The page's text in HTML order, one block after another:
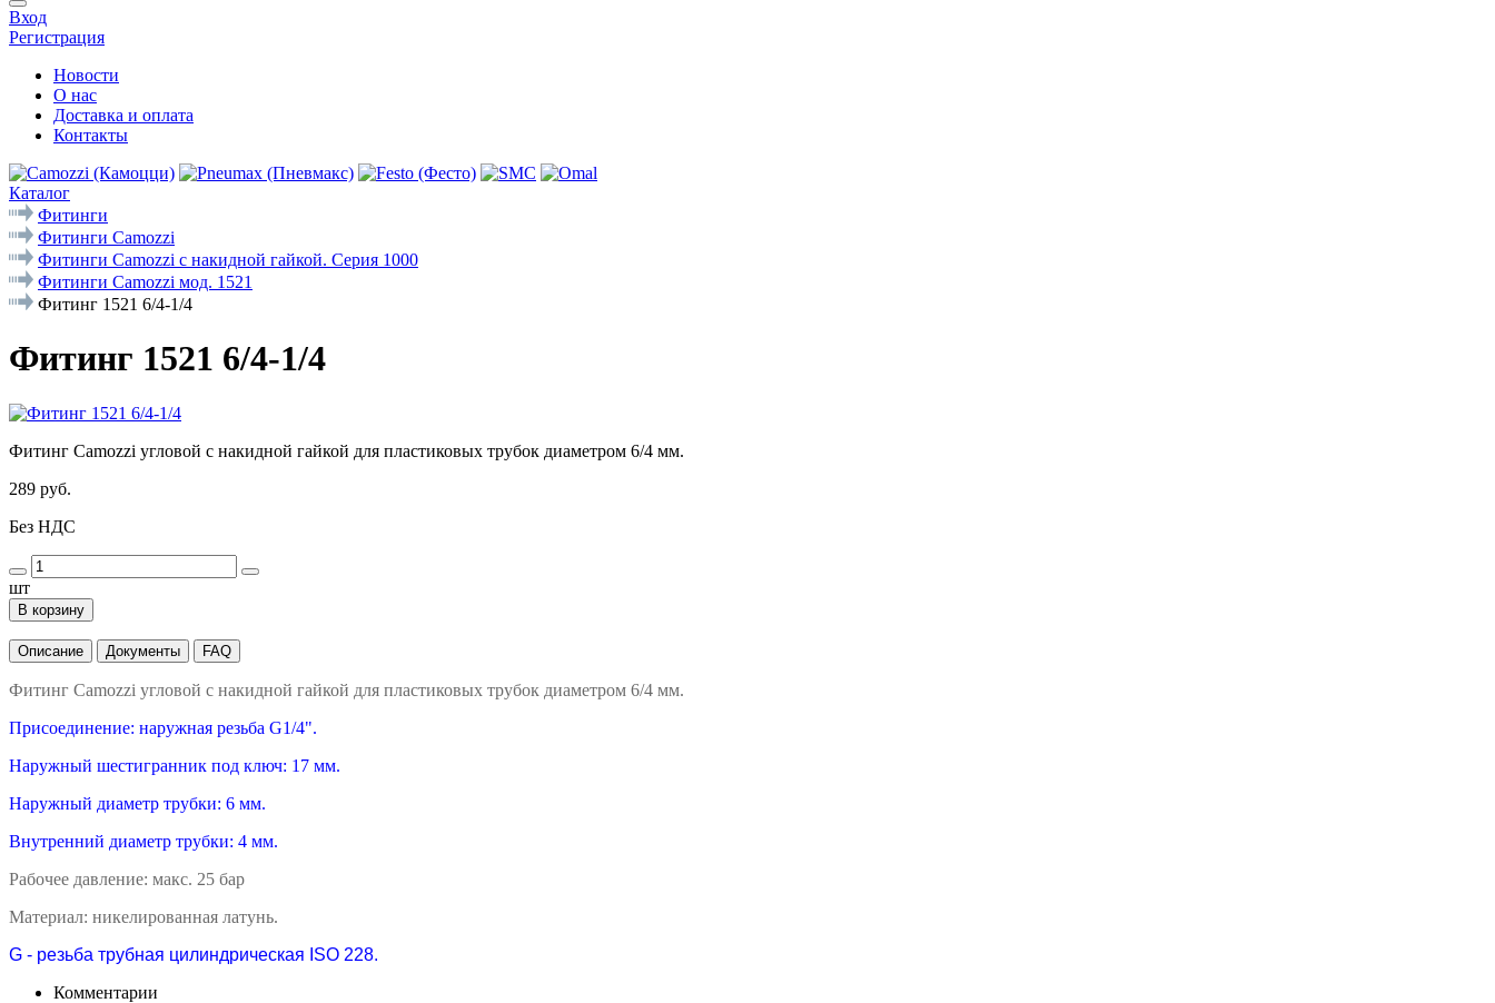
Вход
Регистрация
Новости
О нас
Доставка и оплата
Контакты
Каталог
Фитинги
Фитинги Camozzi
Фитинги Camozzi с накидной гайкой. Серия 1000
Фитинги Camozzi мод. 1521
Фитинг 1521 6/4-1/4
Фитинг 1521 6/4-1/4
Фитинг Camozzi угловой с накидной гайкой для пластиковых трубок диаметром 6/4 мм.
289 руб.
Без НДС
шт
В корзину
Описание Документы FAQ
Фитинг Camozzi угловой с накидной гайкой для пластиковых трубок диаметром 6/4 мм.
Присоединение: наружная резьба G1/4".
Наружный шестигранник под ключ: 17 мм.
Наружный диаметр трубки: 6 мм.
Внутренний диаметр трубки: 4 мм.
Рабочее давление: макс. 25 бар
Материал: никелированная латунь.
G - резьба трубная цилиндрическая ISO 228.
Комментарии